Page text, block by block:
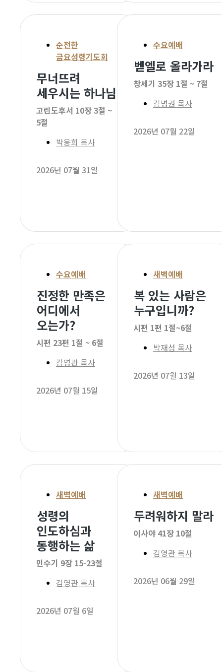
순전한
금요성령기도회
무너뜨려
세우시는 하나님
고린도후서 10장 3절 ~
5절
박웅희 목사
2026년 07월 31일
수요예배
벧엘로 올라가라
창세기 35장 1절 ~ 7절
김병권 목사
2026년 07월 22일
수요예배
진정한 만족은
어디에서
오는가?
시편 23편 1절 ~ 6절
김영관 목사
2026년 07월 15일
새벽예배
복 있는 사람은
누구입니까?
시편 1편 1절~6절
박재성 목사
2026년 07월 13일
새벽예배
성령의
인도하심과
동행하는 삶
민수기 9장 15-23절
김영관 목사
2026년 07월 6일
새벽예배
두려워하지 말라
이사야 41장 10절
김영관 목사
2026년 06월 29일